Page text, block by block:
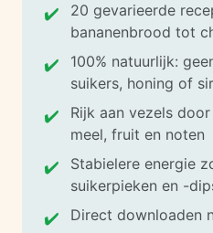
✔️
20 gevarieerde
bananenbrood tot
✔️
100% natuurlijk:
suikers, honing of
✔️
Rijk aan vezels
meel, fruit en noten
✔️
Stabielere energie
suikerpieken en -
✔️ Direct downloaden